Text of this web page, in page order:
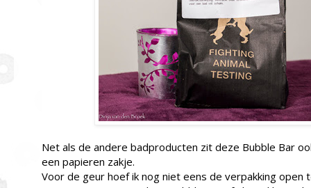
Net als de andere badproducten zit deze Bubble Bar
een papieren zakje.
Voor de geur hoef ik nog niet eens de verpakking open